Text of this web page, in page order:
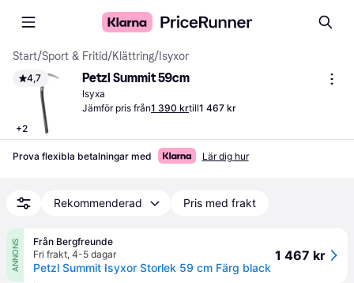
Start/Sport & Fritid/Klättring/ Isyxor
4,7
+2
Petzl Summit 59cm
Isyxa
Jämför pris från1 390 krtill1 467 kr
Prova flexibla betalningar med Lär dig hur
Rekommenderad Pris med frakt
ANNONS
Från Bergfreunde
Fri frakt, 4-5 dagar
Petzl Summit Isyxor Storlek 59 cm Färg black
1 467 kr